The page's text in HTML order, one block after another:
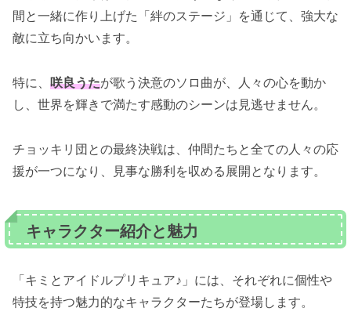
間と一緒に作り上げた「絆のステージ」を通じて、強大な
敵に立ち向かいます。
特に、 咲良うたが歌う決意のソロ曲が、人々の心を動か
し、世界を輝きで満たす感動のシーンは見逃せません。
チョッキリ団との最終決戦は、仲間たちと全ての人々の応
援が一つになり、見事な勝利を収める展開となります。
キャラクター紹介と魅力
「キミとアイドルプリキュア♪」には、それぞれに個性や
特技を持つ魅力的なキャラクターたちが登場します。